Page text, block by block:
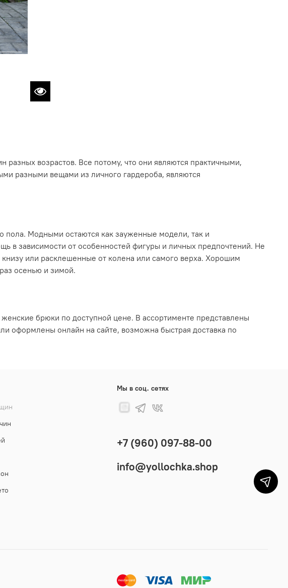
возрастов. Все потому, что они являются практичными,
разными вещами из личного гардероба, являются
пола. Модными остаются как зауженные модели, так и
в зависимости от особенностей фигуры и личных предпочтений. Не
или расклешенные от колена или самого верха. Хорошим
осенью и зимой.
брюки по доступной цене. В ассортименте представлены
оформлены онлайн на сайте, возможна быстрая доставка по
Мы в соц. сетях
+7 (960) 097-88-00
info@yollochka.shop